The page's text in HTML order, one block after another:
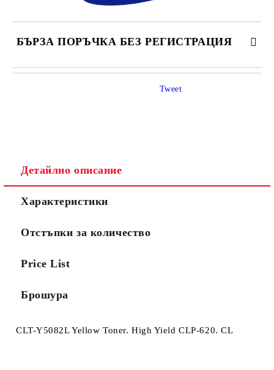
БЪРЗА ПОРЪЧКА БЕЗ РЕГИСТРАЦИЯ
САМО ПОПЪЛНЕТЕ 4 ПОЛЕТА
Tweet
Детайлно описание
Характеристики
Отстъпки за количество
Price List
Брошура
CLT-Y5082L Yellow Toner. High Yield CLP-620. CL